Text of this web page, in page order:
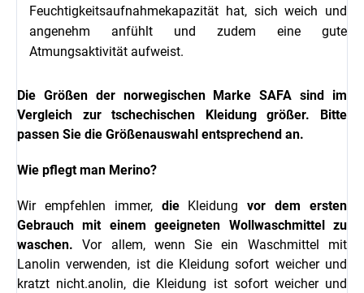
Feuchtigkeitsaufnahmekapazität hat, sich weich und
angenehm anfühlt und zudem eine gute
Atmungsaktivität aufweist.
Die Größen der norwegischen Marke SAFA sind im
Vergleich zur tschechischen Kleidung größer. Bitte
passen Sie die Größenauswahl entsprechend an.
Wie pflegt man Merino?
Wir empfehlen immer, dieKleidungvor dem ersten
Gebrauch mit einem geeigneten Wollwaschmittel zu
waschen. Vor allem, wenn Sie ein Waschmittel mit
Lanolin verwenden, ist die Kleidung sofort weicher und
kratzt nicht.anolin, die Kleidung ist sofort weicher und